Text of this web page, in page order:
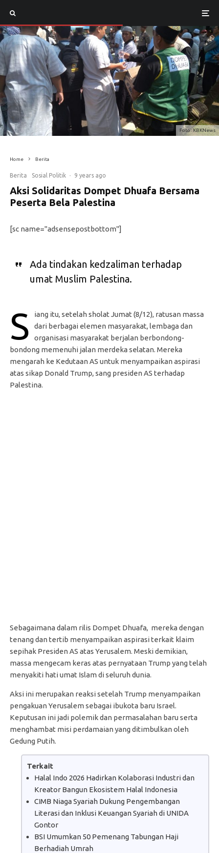
Foto : KBKNews
Home Berita
Berita Sosial Politik · 9 years ago
Aksi Solidaritas Dompet Dhuafa Bersama
Peserta Bela Palestina
[sc name="adsensepostbottom"]
Ada tindakan kedzaliman terhadap
umat Muslim Palestina.
S
iang itu, setelah sholat Jumat (8/12), ratusan massa
dari berbagai elemen masyarakat, lembaga dan
organisasi masyarakat berjalan berbondong-
bondong memenuhi jalan merdeka selatan. Mereka
mengarah ke Kedutaan AS untuk menyampaikan aspirasi
atas sikap Donald Trump, sang presiden AS terhadap
Palestina.
Sebagaimana dalam rilis Dompet Dhuafa, mereka dengan
tenang dan tertib menyampaikan aspirasi terkait klaim
sepihak Presiden AS atas Yerusalem. Meski demikian,
massa mengecam keras atas pernyataan Trump yang telah
menyakiti hati umat Islam di seluruh dunia.
Aksi ini merupakan reaksi setelah Trump menyampaikan
pengakuan Yerusalem sebagai ibukota baru Israel.
Keputusan ini jadi polemik dan permasalahan baru serta
menghambat misi perdamaian yang ditimbulkan oleh
Gedung Putih.
Terkait
Halal Indo 2026 Hadirkan Kolaborasi Industri dan
Kreator Bangun Ekosistem Halal Indonesia
CIMB Niaga Syariah Dukung Pengembangan
Literasi dan Inklusi Keuangan Syariah di UNIDA
Gontor
BSI Umumkan 50 Pemenang Tabungan Haji
Berhadiah Umrah